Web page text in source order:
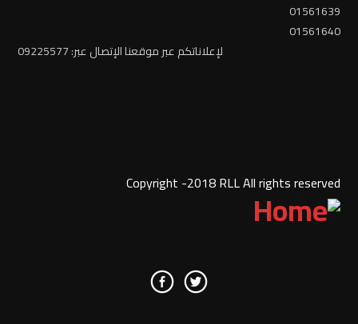
01561639
01561640
لإعلاناتكم عبر موقعنا الإتصال عبر: 09225577
Copyright -2018 RLL All rights reserved